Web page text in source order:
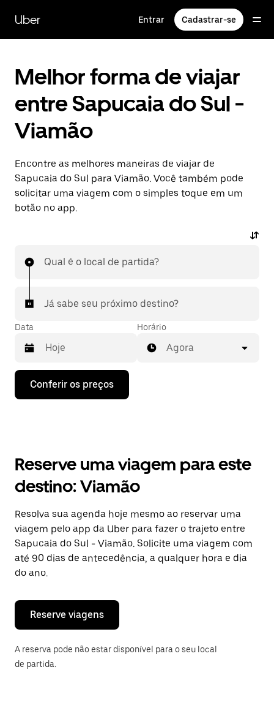
para
conteúdo
Uber Entrar Cadastrar-se
Melhor forma de viajar
entre Sapucaia do Sul -
Viamão
Encontre as melhores maneiras de viajar de
Sapucaia do Sul para Viamão. Você também pode
solicitar uma viagem com o simples toque em um
botão no app.
Qual é o local de partida?
Já sabe seu próximo destino?
Data
Pressione
seta
o
e
uma
data.
Pressione
a
tecla
“ESC”
para
o
calendário.
Horário
Agora
Conferir os preços
Reserve uma viagem para este
destino: Viamão
Resolva sua agenda hoje mesmo ao reservar uma
viagem pelo app da Uber para fazer o trajeto entre
Sapucaia do Sul - Viamão. Solicite uma viagem com
até 90 dias de antecedência, a qualquer hora e dia
do ano.
Reserve viagens
A reserva pode não estar disponível para o seu local
de partida.